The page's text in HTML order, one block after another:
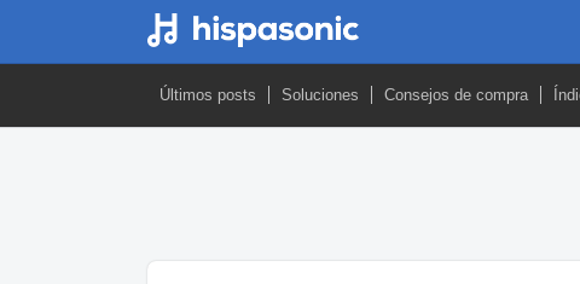
Últimos posts Soluciones Consejos de compra